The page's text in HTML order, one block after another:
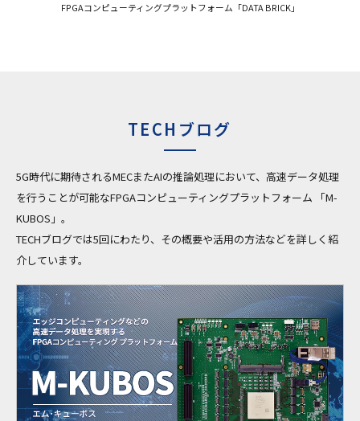
FPGAコンピューティングプラットフォーム「DATA BRICK」
TECHブログ
5G時代に期待されるMECまたAIの推論処理において、高速データ処理
を行うことが可能なFPGAコンピューティングプラットフォーム 「M-
KUBOS」。
TECHブログでは5回にわたり、その概要や活用の方法などを詳しく紹
介しています。